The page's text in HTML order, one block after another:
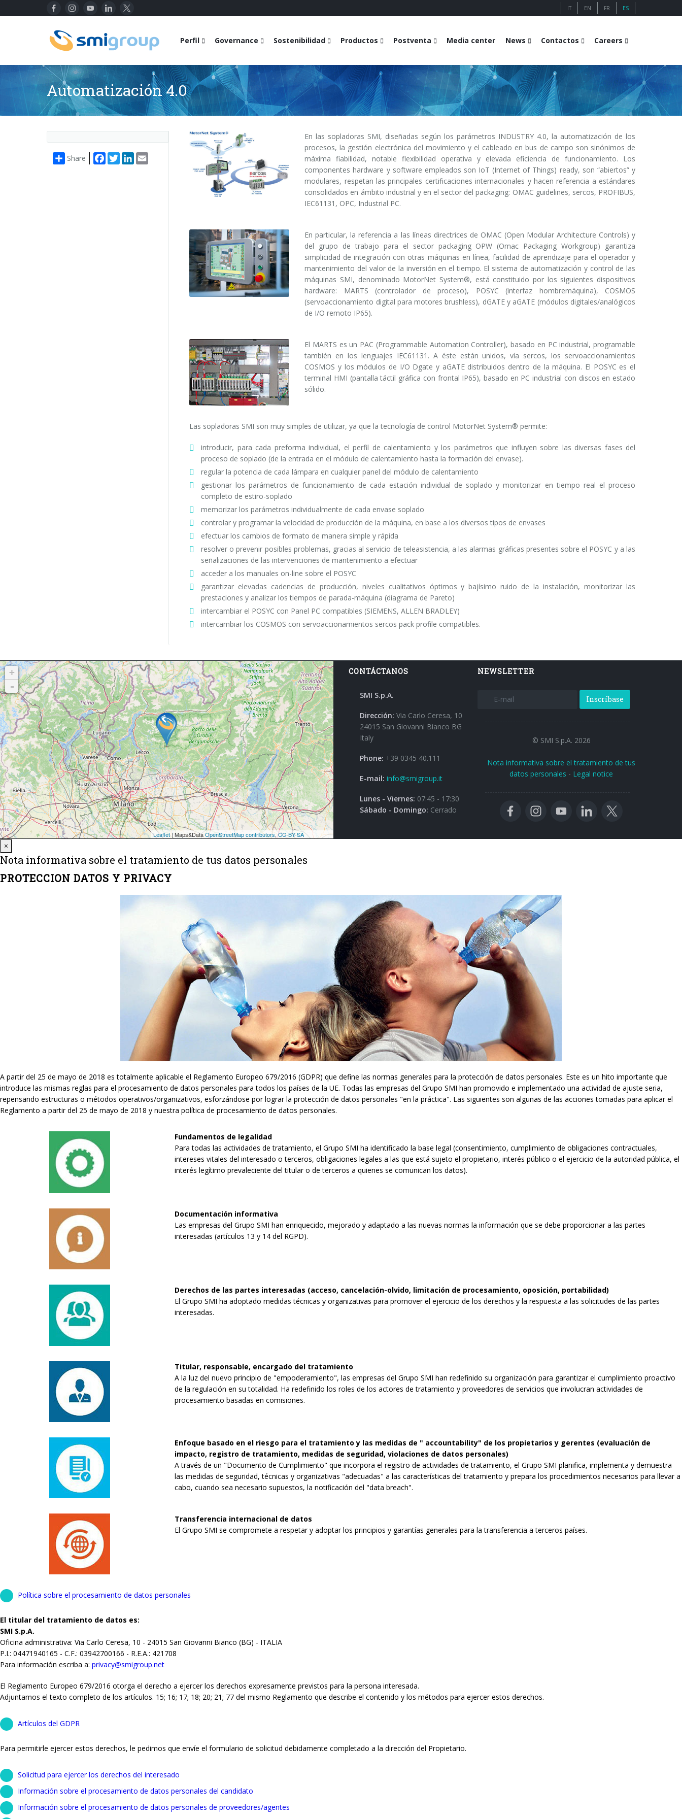
IT EN FR ES
Perfil Governance Sostenibilidad Productos Postventa Media center News Contactos Careers
Automatización 4.0
Share Facebook
TwitterLinkedIn
En las sopladoras SMI, diseñadas según los parámetros INDUSTRY 4.0, la automatización de los
procesos, la gestión electrónica del movimiento y el cableado en bus de campo son sinónimos de
máxima fiabilidad, notable flexibilidad operativa y elevada eficiencia de funcionamiento. Los
componentes hardware y software empleados son IoT (Internet of Things) ready, son “abiertos” y
modulares, respetan las principales certificaciones internacionales y hacen referencia a estándares
consolidados en ámbito industrial y en el sector del packaging: OMAC guidelines, sercos, PROFIBUS,
IEC61131, OPC, Industrial PC.
En particular, la referencia a las líneas directrices de OMAC (Open Modular Architecture Controls) y
del grupo de trabajo para el sector packaging OPW (Omac Packaging Workgroup) garantiza
simplicidad de integración con otras máquinas en línea, facilidad de aprendizaje para el operador y
mantenimiento del valor de la inversión en el tiempo. El sistema de automatización y control de las
máquinas SMI, denominado MotorNet System®, está constituido por los siguientes dispositivos
hardware: MARTS (controlador de proceso), POSYC (interfaz hombremáquina), COSMOS
(servoaccionamiento digital para motores brushless), dGATE y aGATE (módulos digitales/analógicos
de I/O remoto IP65).
El MARTS es un PAC (Programmable Automation Controller), basado en PC industrial, programable
también en los lenguajes IEC61131. A éste están unidos, vía sercos, los servoaccionamientos
COSMOS y los módulos de I/O Dgate y aGATE distribuidos dentro de la máquina. El POSYC es el
terminal HMI (pantalla táctil gráfica con frontal IP65), basado en PC industrial con discos en estado
sólido.
Las sopladoras SMI son muy simples de utilizar, ya que la tecnología de control MotorNet System® permite:
introducir, para cada preforma individual, el perfil de calentamiento y los parámetros que influyen sobre las diversas fases del
proceso de soplado (de la entrada en el módulo de calentamiento hasta la formación del envase).
regular la potencia de cada lámpara en cualquier panel del módulo de calentamiento
gestionar los parámetros de funcionamiento de cada estación individual de soplado y monitorizar en tiempo real el proceso
completo de estiro-soplado
memorizar los parámetros individualmente de cada envase soplado
controlar y programar la velocidad de producción de la máquina, en base a los diversos tipos de envases
efectuar los cambios de formato de manera simple y rápida
resolver o prevenir posibles problemas, gracias al servicio de teleasistencia, a las alarmas gráficas presentes sobre el POSYC y a las
señalizaciones de las intervenciones de mantenimiento a efectuar
acceder a los manuales on-line sobre el POSYC
garantizar elevadas cadencias de producción, niveles cualitativos óptimos y bajísimo ruido de la instalación, monitorizar las
prestaciones y analizar los tiempos de parada-máquina (diagrama de Pareto)
intercambiar el POSYC con Panel PC compatibles (SIEMENS, ALLEN BRADLEY)
intercambiar los COSMOS con servoaccionamientos sercos pack profile compatibles.
CONTÁCTANOS
SMI S.p.A.
Dirección: Via Carlo Ceresa, 10
24015 San Giovanni Bianco BG
Italy
Phone: +39 0345 40.111
E-mail: info@smigroup.it
Lunes - Viernes: 07:45 - 17:30
Sábado - Domingo: Cerrado
NEWSLETTER
Inscríbase
© SMI S.p.A. 2026
Nota informativa sobre el tratamiento de tus
datos personales - Legal notice
×
Nota informativa sobre el tratamiento de tus datos personales
PROTECCION DATOS Y PRIVACY
A partir del 25 de mayo de 2018 es totalmente aplicable el Reglamento Europeo 679/2016 (GDPR) que define las normas generales para la protección de datos personales. Este es un hito importante que
introduce las mismas reglas para el procesamiento de datos personales para todos los países de la UE. Todas las empresas del Grupo SMI han promovido e implementado una actividad de ajuste seria,
repensando estructuras o métodos operativos/organizativos, esforzándose por lograr la protección de datos personales "en la práctica". Las siguientes son algunas de las acciones tomadas para aplicar el
Reglamento a partir del 25 de mayo de 2018 y nuestra política de procesamiento de datos personales.
Fundamentos de legalidad
Para todas las actividades de tratamiento, el Grupo SMI ha identificado la base legal (consentimiento, cumplimiento de obligaciones contractuales,
intereses vitales del interesado o terceros, obligaciones legales a las que está sujeto el propietario, interés público o el ejercicio de la autoridad pública, el
interés legítimo prevaleciente del titular o de terceros a quienes se comunican los datos).
Documentación informativa
Las empresas del Grupo SMI han enriquecido, mejorado y adaptado a las nuevas normas la información que se debe proporcionar a las partes
interesadas (artículos 13 y 14 del RGPD).
Derechos de las partes interesadas (acceso, cancelación-olvido, limitación de procesamiento, oposición, portabilidad)
El Grupo SMI ha adoptado medidas técnicas y organizativas para promover el ejercicio de los derechos y la respuesta a las solicitudes de las partes
interesadas.
Titular, responsable, encargado del tratamiento
A la luz del nuevo principio de "empoderamiento", las empresas del Grupo SMI han redefinido su organización para garantizar el cumplimiento proactivo
de la regulación en su totalidad. Ha redefinido los roles de los actores de tratamiento y proveedores de servicios que involucran actividades de
procesamiento basadas en comisiones.
Enfoque basado en el riesgo para el tratamiento y las medidas de " accountability" de los propietarios y gerentes (evaluación de
impacto, registro de tratamiento, medidas de seguridad, violaciones de datos personales)
A través de un "Documento de Cumplimiento" que incorpora el registro de actividades de tratamiento, el Grupo SMI planifica, implementa y demuestra
las medidas de seguridad, técnicas y organizativas "adecuadas" a las características del tratamiento y prepara los procedimientos necesarios para llevar a
cabo, cuando sea necesario supuestos, la notificación del "data breach".
Transferencia internacional de datos
El Grupo SMI se compromete a respetar y adoptar los principios y garantías generales para la transferencia a terceros países.
Política sobre el procesamiento de datos personales
El titular del tratamiento de datos es:
SMI S.p.A.
Oficina administrativa: Via Carlo Ceresa, 10 - 24015 San Giovanni Bianco (BG) - ITALIA
P.I.: 04471940165 - C.F.: 03942700166 - R.E.A.: 421708
Para información escriba a: privacy@smigroup.net
El Reglamento Europeo 679/2016 otorga el derecho a ejercer los derechos expresamente previstos para la persona interesada.
Adjuntamos el texto completo de los artículos. 15; 16; 17; 18; 20; 21; 77 del mismo Reglamento que describe el contenido y los métodos para ejercer estos derechos.
Artículos del GDPR
Para permitirle ejercer estos derechos, le pedimos que envíe el formulario de solicitud debidamente completado a la dirección del Propietario.
Solicitud para ejercer los derechos del interesado
Información sobre el procesamiento de datos personales del candidato
Información sobre el procesamiento de datos personales de proveedores/agentes